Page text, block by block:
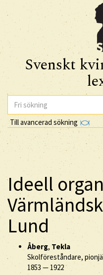
Svenskt
Till avancerad sökning
Ideell
Lund
Åberg,Tekla
Skolföreståndare,
1853 — 1922